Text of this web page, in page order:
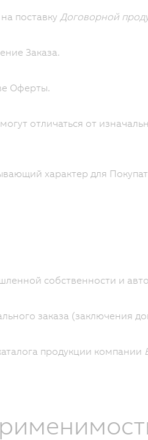
поставку Договорной
Заказа.
Оферты.
отличаться от
характер для
собственности и
заказа (заключения
продукции компании